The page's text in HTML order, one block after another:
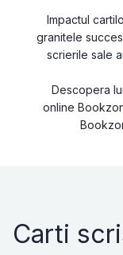
Impactul
granitele
scrierile sale
Descopera
online
Carti